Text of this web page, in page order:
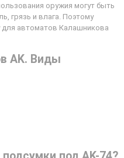
оружия могут быть
грязь и влага. Поэтому
для автоматов Калашникова
AK. Виды